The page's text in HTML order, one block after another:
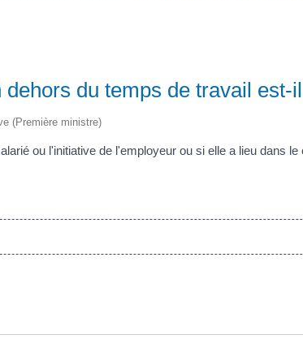
du temps de travail est-
(Première ministre)
ou l'initiative de l'employeur ou si elle a lieu dans le